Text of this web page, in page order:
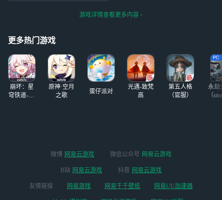
爱，可惜现在对这
个游戏没什么感觉
游戏详情查看更多内容
更多热门游戏
崩坏：星
穹铁道-4.4
原神·空月
之歌
蛋仔派对
光遇-致梵
高
第五人格
（官服）
永劫
（
微博 网易云游戏 微信公众号 网易云游戏
B站 网易云游戏 抖音 网易云游戏
友情链接 网易游戏 网易千千壁纸 网易UU加速器